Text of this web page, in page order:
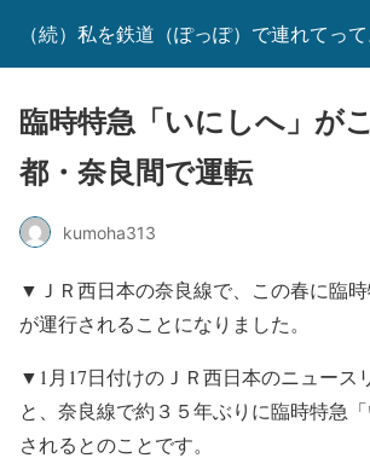
（続）私を鉄道（ぽっぽ）で連れてって
臨時特急「いにしへ」が
都・奈良間で運転
kumoha313
▼ＪＲ西日本の奈良線で、この春に臨時
が運行されることになりました。
▼1月17日付けのＪＲ西日本のニュース
と、奈良線で約３５年ぶりに臨時特急
されるとのことです。